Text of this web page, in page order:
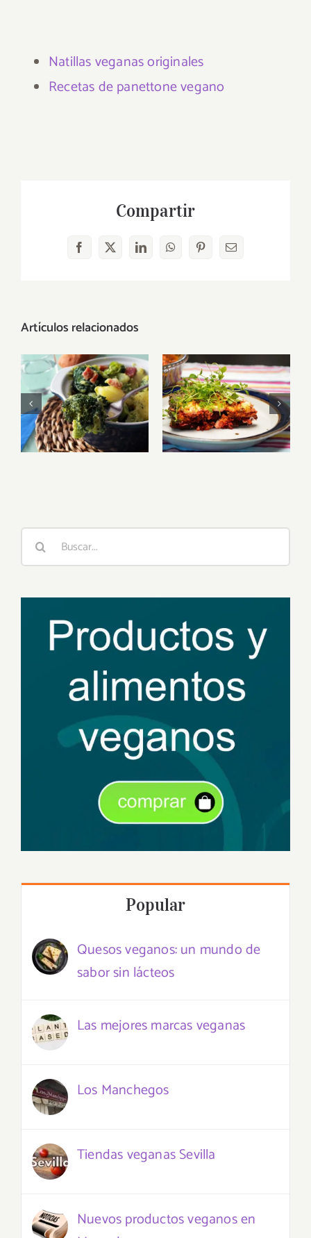
Natillas veganas originales
Recetas de panettone vegano
Compartir
Facebook
X LinkedInWhatsAppPinterestCorreo
Artículos relacionados
Brócoli:
recetas
veganas y
sus
remolacha:
Un
superalimento
versátil en la
Buscar:
Popular
Quesos veganos: un mundo de
sabor sin lácteos
Las mejores marcas veganas
Los Manchegos
Tiendas veganas Sevilla
Nuevos productos veganos en